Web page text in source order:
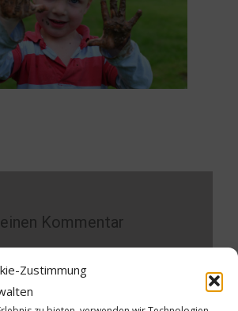
Zustimmung
Kommentar
Felder sind mit*